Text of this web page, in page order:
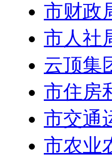
市财政
市人社
云顶集
市住房
市交通
市农业